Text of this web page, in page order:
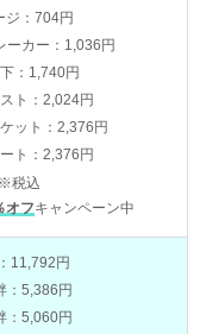
ジ：704円
ーカー：1,036円
：1,740円
ト：2,024円
ット：2,376円
ト：2,376円
※税込
オフキャンペーン中
11,792円
：5,386円
：5,060円